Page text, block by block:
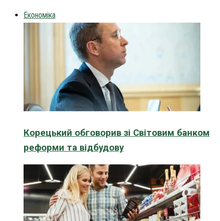
Економіка
Корецький обговорив зі Світовим банком
реформи та відбудову